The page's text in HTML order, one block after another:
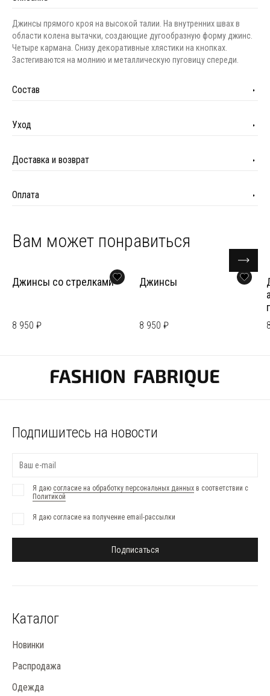
Джинсы прямого кроя на высокой талии. На внутренних швах в
области колена вытачки, создающие дугообразную форму джинс.
Четыре кармана. Снизу декоративные хлястики на кнопках.
Застегиваются на молнию и металлическую пуговицу спереди.
Состав
Уход
Доставка и возврат
Оплата
Вам может понравиться
Джинсы со стрелками
8 950 ₽
Джинсы
8 950 ₽
Каталог
Новинки
Распродажа
Одежда
Подпишитесь на новости
Я даю согласие на обработку персональных данных в соответствии с
Политикой
Я даю согласие на получение email-рассылки
Подписаться